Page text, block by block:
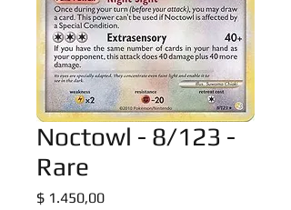
Noctowl - 8/123 -
Rare
$ 1.450,00Precio